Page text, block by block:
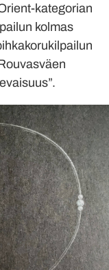
kategorian
kolmas